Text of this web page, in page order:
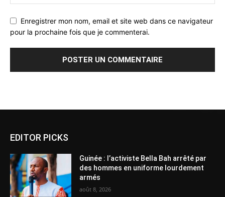
Enregistrer mon nom, email et site web dans ce navigateur
pour la prochaine fois que je commenterai.
EDITOR PICKS
Guinée : l’activiste Bella Bah arrêté par
des hommes en uniforme lourdement
armés
août 8, 2026